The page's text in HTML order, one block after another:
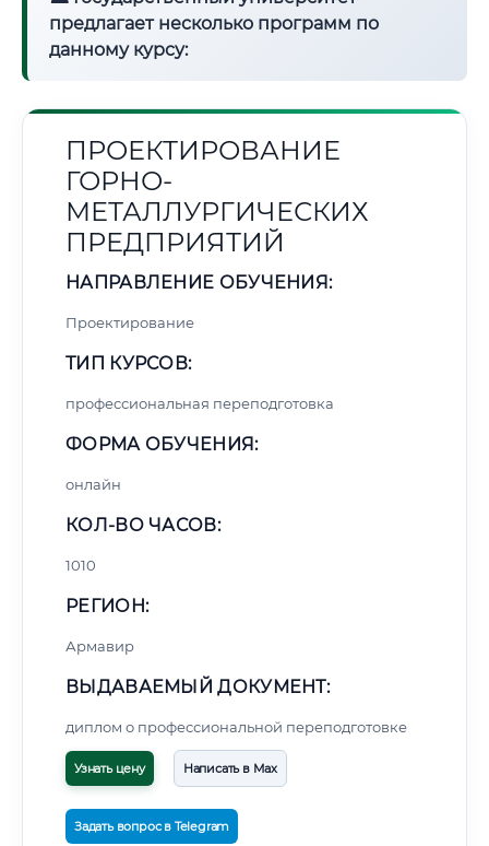
предлагает несколько программ по
данному курсу:
ПРОЕКТИРОВАНИЕ
ГОРНО-
МЕТАЛЛУРГИЧЕСКИХ
ПРЕДПРИЯТИЙ
НАПРАВЛЕНИЕ ОБУЧЕНИЯ:
Проектирование
ТИП КУРСОВ:
профессиональная переподготовка
ФОРМА ОБУЧЕНИЯ:
онлайн
КОЛ-ВО ЧАСОВ:
1010
РЕГИОН:
Армавир
ВЫДАВАЕМЫЙ ДОКУМЕНТ:
диплом о профессиональной переподготовке
Узнать цену Написать в Max
Задать вопрос в Telegram